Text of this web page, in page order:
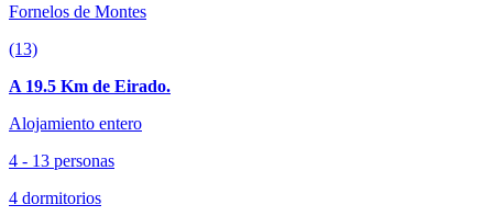
Fornelos de Montes
(13)
A 19.5 Km de Eirado.
Alojamiento entero
4 - 13 personas
4 dormitorios